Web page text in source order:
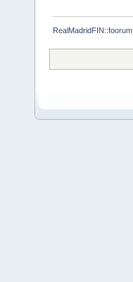
RealMadridFIN::foorum